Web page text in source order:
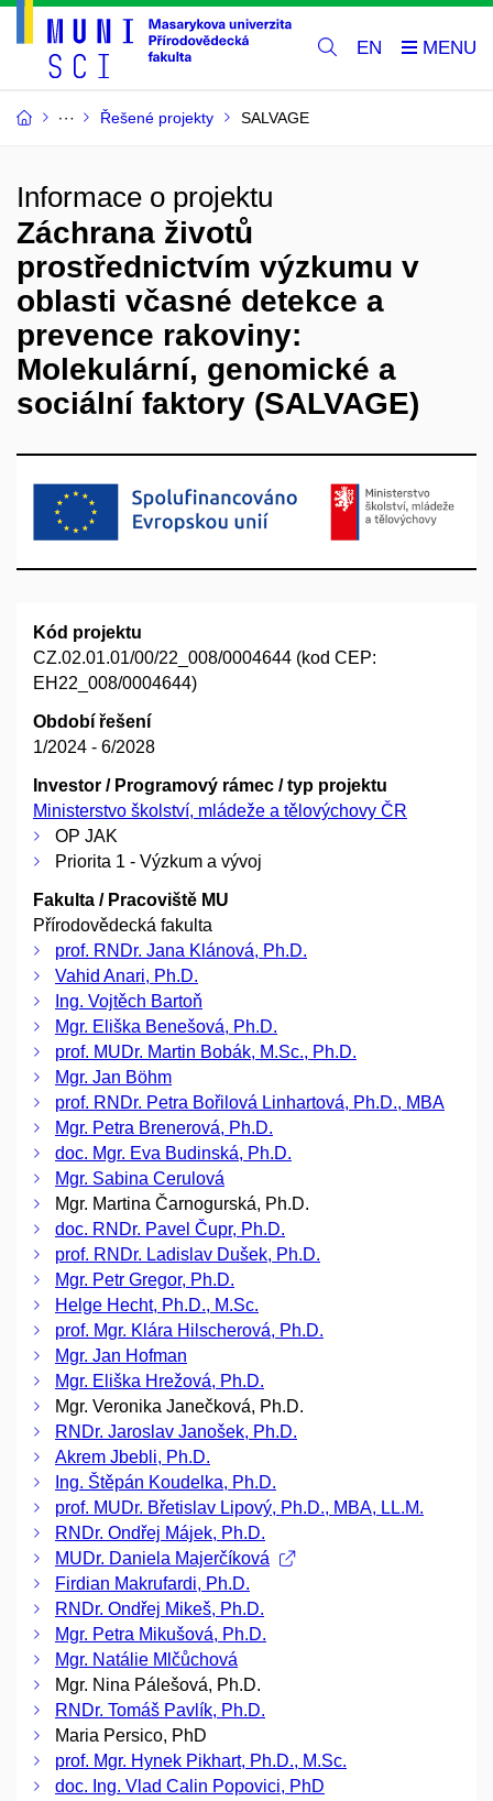
EN
Řešené projekty SALVAGE
Informace o projektu
Záchrana životů
prostřednictvím výzkumu v
oblasti včasné detekce a
prevence rakoviny:
Molekulární, genomické a
sociální faktory (SALVAGE)
Kód projektu
CZ.02.01.01/00/22_008/0004644 (kod CEP:
EH22_008/0004644)
Období řešení
1/2024 - 6/2028
Investor / Programový rámec / typ projektu
Ministerstvo školství, mládeže a tělovýchovy ČR
OP JAK
Priorita 1 - Výzkum a vývoj
Fakulta / Pracoviště MU
Přírodovědecká fakulta
prof. RNDr. Jana Klánová, Ph.D.
Vahid Anari, Ph.D.
Ing. Vojtěch Bartoň
Mgr. Eliška Benešová, Ph.D.
prof. MUDr. Martin Bobák, M.Sc., Ph.D.
Mgr. Jan Böhm
prof. RNDr. Petra Bořilová Linhartová, Ph.D., MBA
Mgr. Petra Brenerová, Ph.D.
doc. Mgr. Eva Budinská, Ph.D.
Mgr. Sabina Cerulová
Mgr. Martina Čarnogurská, Ph.D.
doc. RNDr. Pavel Čupr, Ph.D.
prof. RNDr. Ladislav Dušek, Ph.D.
Mgr. Petr Gregor, Ph.D.
Helge Hecht, Ph.D., M.Sc.
prof. Mgr. Klára Hilscherová, Ph.D.
Mgr. Jan Hofman
Mgr. Eliška Hrežová, Ph.D.
Mgr. Veronika Janečková, Ph.D.
RNDr. Jaroslav Janošek, Ph.D.
Akrem Jbebli, Ph.D.
Ing. Štěpán Koudelka, Ph.D.
prof. MUDr. Břetislav Lipový, Ph.D., MBA, LL.M.
RNDr. Ondřej Májek, Ph.D.
MUDr. Daniela Majerčíková
Firdian Makrufardi, Ph.D.
RNDr. Ondřej Mikeš, Ph.D.
Mgr. Petra Mikušová, Ph.D.
Mgr. Natálie Mlčůchová
Mgr. Nina Pálešová, Ph.D.
RNDr. Tomáš Pavlík, Ph.D.
Maria Persico, PhD
prof. Mgr. Hynek Pikhart, Ph.D., M.Sc.
doc. Ing. Vlad Calin Popovici, PhD